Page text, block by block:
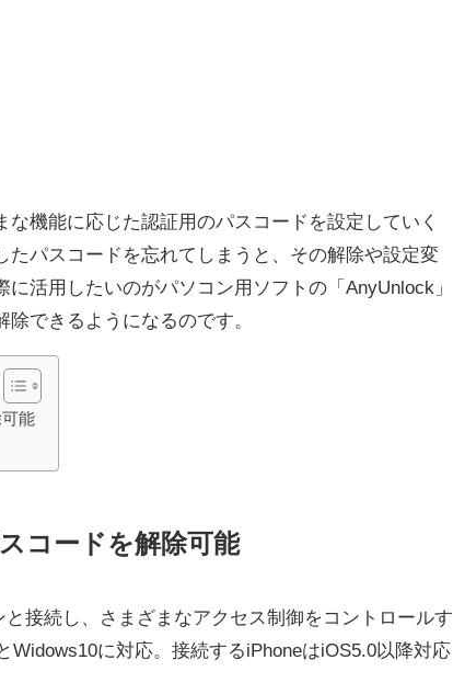
機能に応じた認証用のパスコードを設定していく
たパスコードを忘れてしまうと、その解除や設定変
活用したいのがパソコン用ソフトの「AnyUnlock」
できるようになるのです。
能
コードを解除可能
と接続し、さまざまなアクセス制御をコントロールす
Widows10に対応。接続するiPhoneはiOS5.0以降対応